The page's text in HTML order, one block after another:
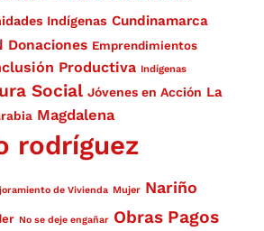
Indígenas Cundinamarca
Donaciones Emprendimientos
Productiva Indígenas
Social Jóvenes en Acción La
Magdalena
rodríguez
de Vivienda Mujer Nariño
No se deje engañar Obras Pagos